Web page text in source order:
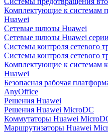
Комплектующие к системам
Huawei
Сетевые шлюзы Huawei
Сетевые шлюзы Huawei
Системы контроля сетевого
Системы контроля сетевого
Комплектующие к системам
Huawei
Безопасная рабочая
AnyOffice
Решения Huawei
Решения Huawei MicroDC
Коммутаторы Huawei
Маршрутизаторы Huawei